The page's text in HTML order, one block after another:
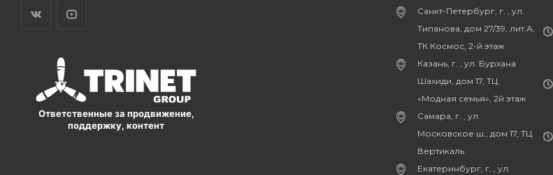
Ответственные за продвижение,
поддержку, контент
Санкт-Петербург, г. , ул.
Типанова, дом 27/39, лит.А,
ТК Космос, 2-й этаж
Казань, г. , ул. Бурхана
Шахиди, дом 17, ТЦ
«Модная семья», 2й этаж
Самара, г. , ул.
Московское ш., дом 17, ТЦ
Вертикаль
Екатеринбург, г. , ул.